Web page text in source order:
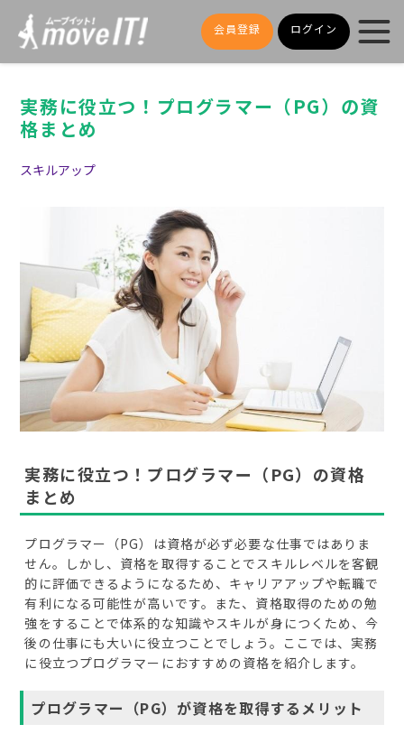
会員登録 ログイン
実務に役立つ！プログラマー（PG）の資
格まとめ
スキルアップ
実務に役立つ！プログラマー（PG）の資格
まとめ
プログラマー（PG）は資格が必ず必要な仕事ではありま
せん。しかし、資格を取得することでスキルレベルを客観
的に評価できるようになるため、キャリアアップや転職で
有利になる可能性が高いです。また、資格取得のための勉
強をすることで体系的な知識やスキルが身につくため、今
後の仕事にも大いに役立つことでしょう。ここでは、実務
に役立つプログラマーにおすすめの資格を紹介します。
プログラマー（PG）が資格を取得するメリット